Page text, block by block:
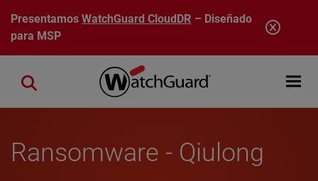
Pasar al contenido principal
PresentamosWatchGuard CloudDR – Diseñado
para MSP
Open
Close search
Ransomware - Qiulong